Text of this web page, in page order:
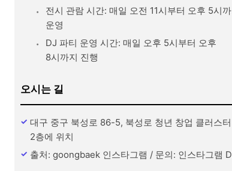
전시 관람 시간: 매일 오전 11시부터 오후 5시
운영
DJ 파티 운영 시간: 매일 오후 5시부터 오후
8시까지 진행
오시는 길
대구 중구 북성로 86-5, 북성로 청년 창업 클러스터
2층에 위치
출처: goongbaek 인스타그램 / 문의: 인스타그램